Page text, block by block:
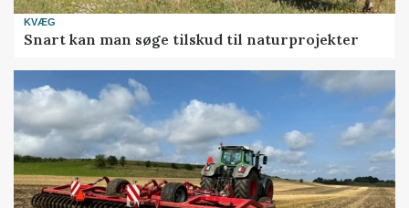
KVÆG
Snart kan man søge tilskud til naturprojekter